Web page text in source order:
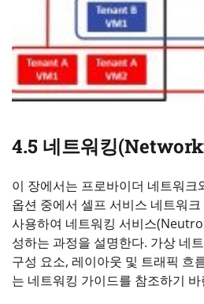
4.5 네트워킹
이 장에서는 프로바이더 네트워크
옵션 중에서 셀프 서비스 네트워
사용하여 네트워킹 서비스
성하는 과정을 설명한다. 가상 네
구성 요소, 레이아웃 및 트래픽 흐
는 네트워킹 가이드를 참조하기 바